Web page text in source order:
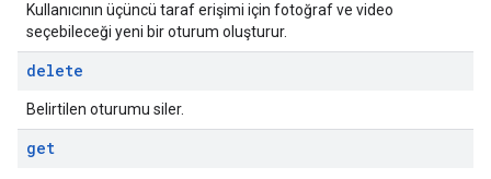
Kullanıcının üçüncü taraf erişimi için fotoğraf ve video
seçebileceği yeni bir oturum oluşturur.
delete
Belirtilen oturumu siler.
get